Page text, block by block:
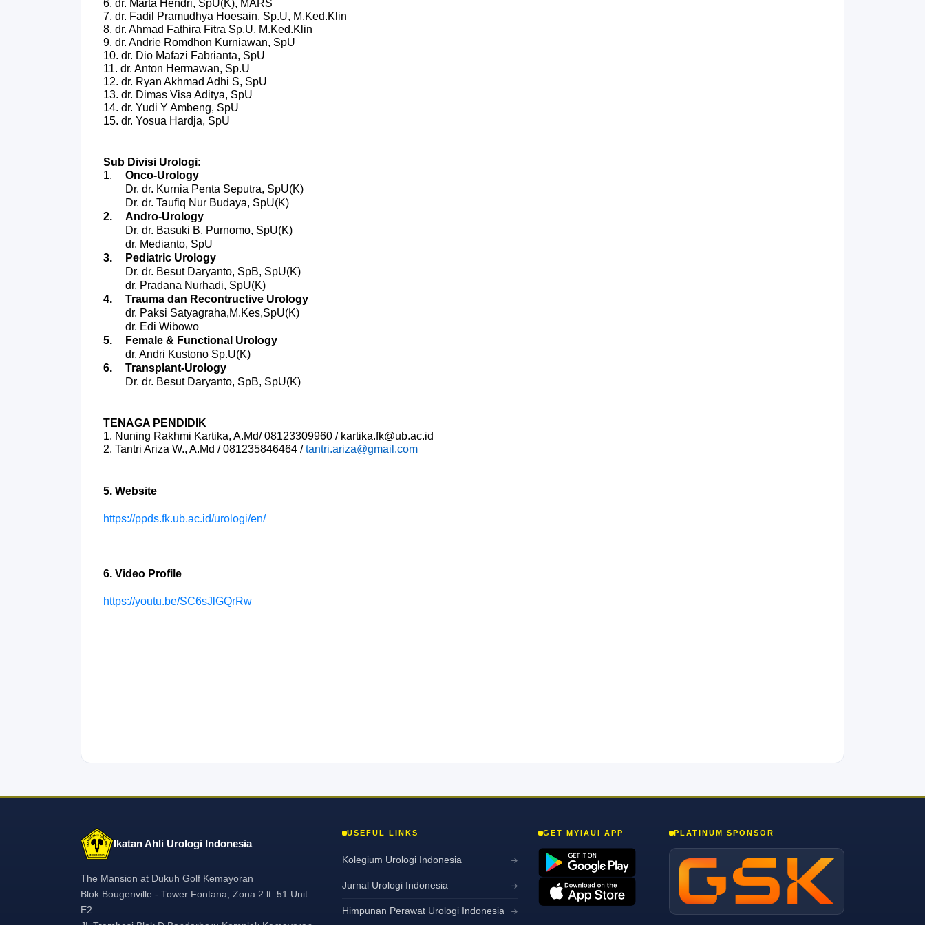
6. dr. Marta Hendri, SpU(K), MARS
7. dr. Fadil Pramudhya Hoesain, Sp.U, M.Ked.Klin
8. dr. Ahmad Fathira Fitra Sp.U, M.Ked.Klin
9. dr. Andrie Romdhon Kurniawan, SpU
10. dr. Dio Mafazi Fabrianta, SpU
11. dr. Anton Hermawan, Sp.U
12. dr. Ryan Akhmad Adhi S, SpU
13. dr. Dimas Visa Aditya, SpU
14. dr. Yudi Y Ambeng, SpU
15. dr. Yosua Hardja, SpU
Sub Divisi Urologi:
1.
Onco-Urology
Dr. dr. Kurnia Penta Seputra, SpU(K)
Dr. dr. Taufiq Nur Budaya, SpU(K)
2.
Andro-Urology
Dr. dr. Basuki B. Purnomo, SpU(K)
dr. Medianto, SpU
3.
Pediatric Urology
Dr. dr. Besut Daryanto, SpB, SpU(K)
dr. Pradana Nurhadi, SpU(K)
4.
Trauma dan Recontructive Urology
dr. Paksi Satyagraha,M.Kes,SpU(K)
dr. Edi Wibowo
5.
Female & Functional Urology
dr. Andri Kustono Sp.U(K)
6.
Transplant-Urology
Dr. dr. Besut Daryanto, SpB, SpU(K)
TENAGA PENDIDIK
1. Nuning Rakhmi Kartika, A.Md/ 08123309960 / kartika.fk@ub.ac.id
2. Tantri Ariza W., A.Md / 081235846464 /tantri.ariza@gmail.com
5. Website
https://ppds.fk.ub.ac.id/urologi/en/
6. Video Profile
https://youtu.be/SC6sJlGQrRw
Ikatan Ahli Urologi Indonesia
The Mansion at Dukuh Golf Kemayoran
Blok Bougenville - Tower Fontana, Zona 2 lt. 51 Unit
E2
USEFUL LINKS
Kolegium Urologi Indonesia
Jurnal Urologi Indonesia
Himpunan Perawat Urologi Indonesia
GET MYIAUI APP PLATINUM SPONSOR